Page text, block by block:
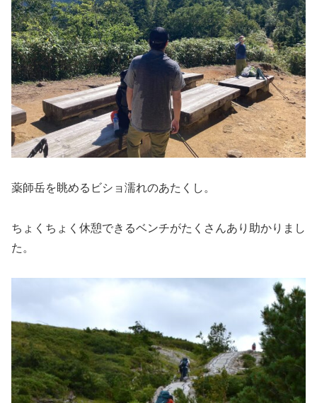
薬師岳を眺めるビショ濡れのあたくし。
ちょくちょく休憩できるベンチがたくさんあり助かりまし
た。